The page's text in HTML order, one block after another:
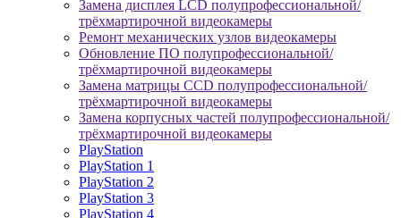
Замена дисплея LCD полупрофессиональной/
трёхмартирочной видеокамеры
Ремонт механических узлов видеокамеры
Обновление ПО полупрофессиональной/
трёхмартирочной видеокамеры
Замена матрицы CCD полупрофессиональной/
трёхмартирочной видеокамеры
Замена корпусных частей полупрофессиональной/
трёхмартирочной видеокамеры
PlayStation
PlayStation 1
PlayStation 2
PlayStation 3
PlayStation 4